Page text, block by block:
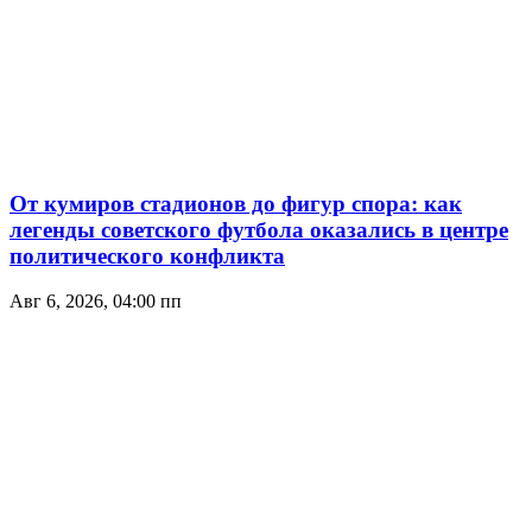
От кумиров стадионов до фигур спора: как
легенды советского футбола оказались в центре
политического конфликта
Авг 6, 2026, 04:00 пп